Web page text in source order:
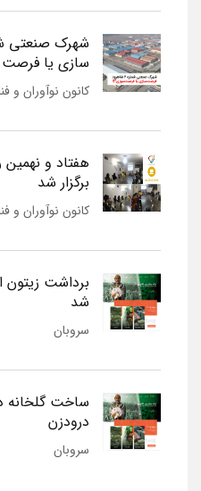
سازی یا
کانون نوآوران و
هفتاد و
برگزار شد
کانون نوآوران و
برداشت زیتون
شد
سروبان
ساخت گلخانه
درودزن
سروبان